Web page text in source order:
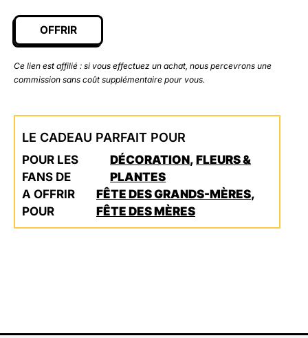
OFFRIR
Ce lien est affilié : si vous effectuez un achat, nous percevrons une
commission sans coût supplémentaire pour vous.
LE CADEAU PARFAIT POUR
POUR LES
FANS DE
DÉCORATION,FLEURS &
PLANTES
A OFFRIR
POUR
FÊTE DES GRANDS-MÈRES,
FÊTE DES MÈRES